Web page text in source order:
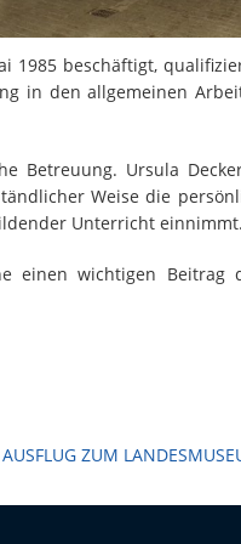
1985 beschäftigt,
in den allgemeinen
Betreuung. Ursula
Weise die
Unterricht einnimmt.
einen wichtigen Beitrag
AUSFLUG ZUM